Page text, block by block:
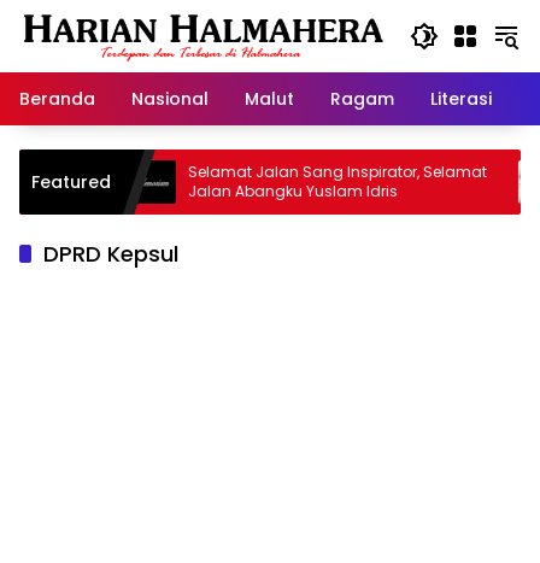
Langsung
Beranda
Nasional Malut Ragam Literasi
Featured
Selamat Jalan Sang Inspirator, Selamat
Jalan Abangku Yuslam Idris
DPRD Kepsul